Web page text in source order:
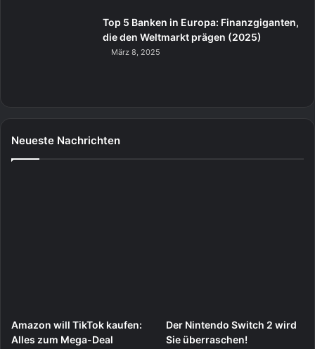
Top 5 Banken in Europa: Finanzgiganten,
die den Weltmarkt prägen (2025)
März 8, 2025
Neueste Nachrichten
Amazon will TikTok kaufen:
Alles zum Mega-Deal
Der Nintendo Switch 2 wird
Sie überraschen!